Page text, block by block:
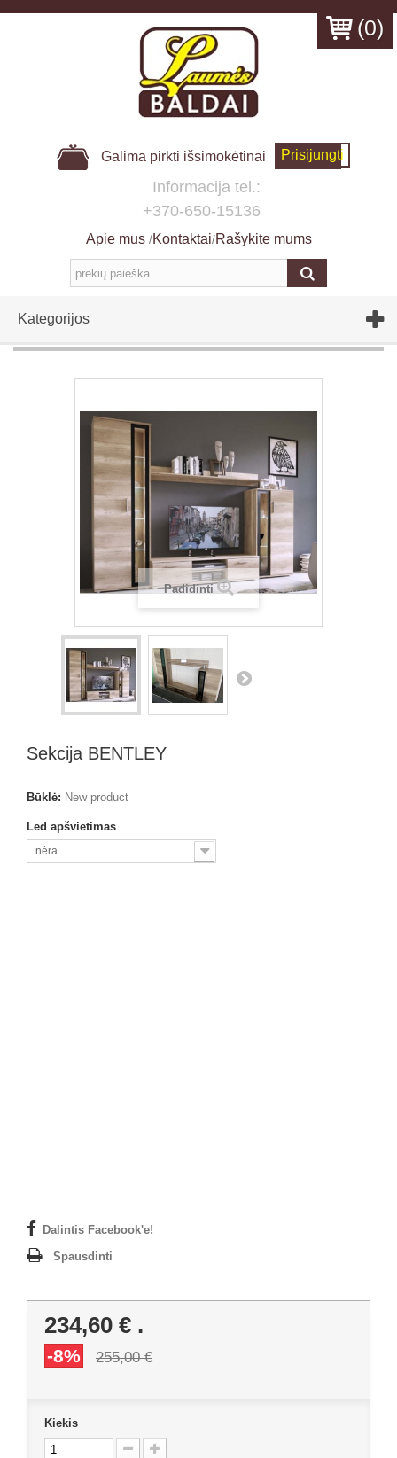
Galima pirkti išsimokėtinai Prisijungti
Informacija tel.:
+370-650-15136
Apie mus /Kontaktai/Rašykite mums
Kategorijos
(0)
Padidinti
Sekcija BENTLEY
Būklė: New product
Led apšvietimas
nėra
Dalintis Facebook'e!
Spausdinti
234,60 € .
-8% 255,00 €
Kiekis